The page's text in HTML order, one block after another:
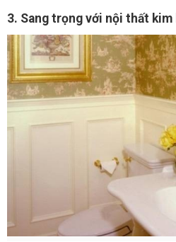
3. Sang trọng với nội thất kim